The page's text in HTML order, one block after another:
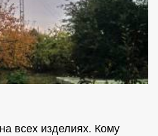
всех изделиях. Кому